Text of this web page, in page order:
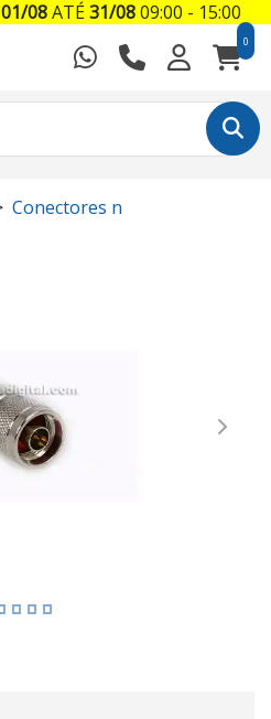
0
Conectores n
Next
01/08ATÉ31/0809:00 - 15:00